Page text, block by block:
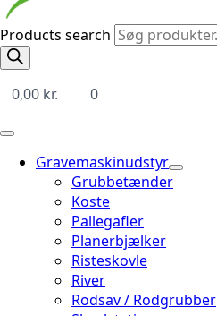
Products search
0,00 kr. 0
Gravemaskinudstyr
Grubbetænder
Koste
Pallegafler
Planerbjælker
Risteskovle
River
Rodsav / Rodgrubber